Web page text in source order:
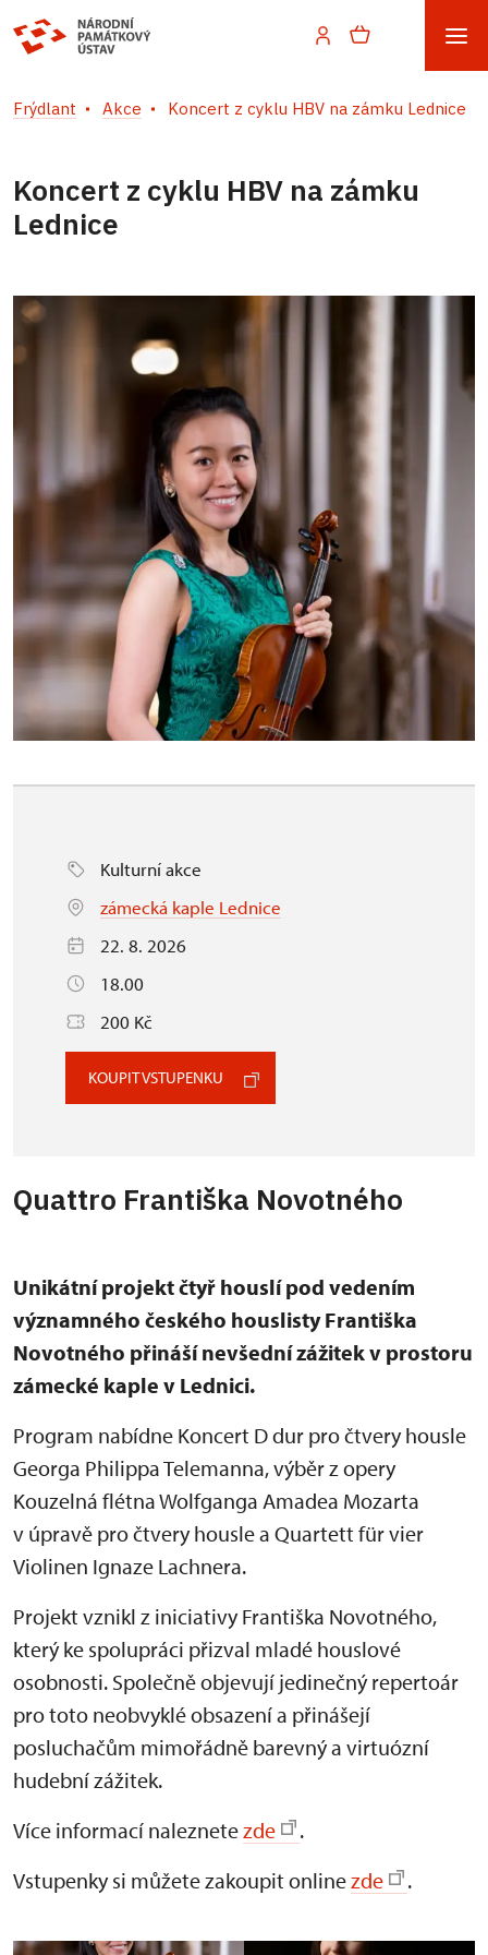
Frýdlant Akce Koncert z cyklu HBV na zámku Lednice
Koncert z cyklu HBV na zámku
Lednice
Kulturní akce
zámecká kaple Lednice
22. 8. 2026
18.00
200 Kč
KOUPIT VSTUPENKU
Quattro Františka Novotného
Unikátní projekt čtyř houslí pod vedením
významného českého houslisty Františka
Novotného přináší nevšední zážitek v prostoru
zámecké kaple v Lednici.
Program nabídne Koncert D dur pro čtvery housle
Georga Philippa Telemanna, výběr z opery
Kouzelná flétna Wolfganga Amadea Mozarta
v úpravě pro čtvery housle a Quartett für vier
Violinen Ignaze Lachnera.
Projekt vznikl z iniciativy Františka Novotného,
který ke spolupráci přizval mladé houslové
osobnosti. Společně objevují jedinečný repertoár
pro toto neobvyklé obsazení a přinášejí
posluchačům mimořádně barevný a virtuózní
hudební zážitek.
Více informací naleznetezde
.
Vstupenky si můžete zakoupit onlinezde .